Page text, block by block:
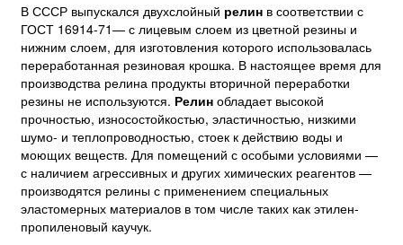
В СССР выпускался двухслойный релин в соответствии с
ГОСТ 16914-71— с лицевым слоем из цветной резины и
нижним слоем, для изготовления которого использовалась
переработанная резиновая крошка. В настоящее время для
производства релина продукты вторичной переработки
резины не используются. Релин обладает высокой
прочностью, износостойкостью, эластичностью, низкими
шумо- и теплопроводностью, стоек к действию воды и
моющих веществ. Для помещений с особыми условиями —
с наличием агрессивных и других химических реагентов —
производятся релины с применением специальных
эластомерных материалов в том числе таких как этилен-
пропиленовый каучук.